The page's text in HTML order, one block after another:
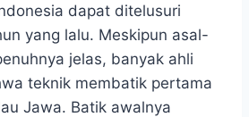
dapat ditelusuri
yang lalu. Meskipun asal-
jelas, banyak ahli
teknik membatik pertama
Jawa. Batik awalnya